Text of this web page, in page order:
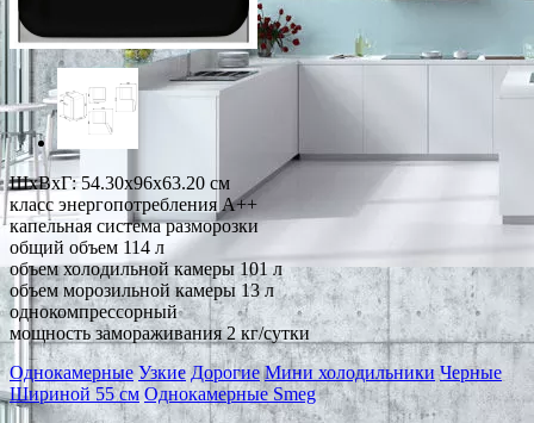
ШхВхГ: 54.30х96х63.20 см
класс энергопотребления A++
капельная система разморозки
общий объем 114 л
объем холодильной камеры 101 л
объем морозильной камеры 13 л
однокомпрессорный
мощность замораживания 2 кг/сутки
Однокамерные Узкие Дорогие Мини холодильники Черные
Шириной 55 см Однокамерные Smeg